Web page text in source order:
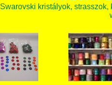
Swarovski kristályok,